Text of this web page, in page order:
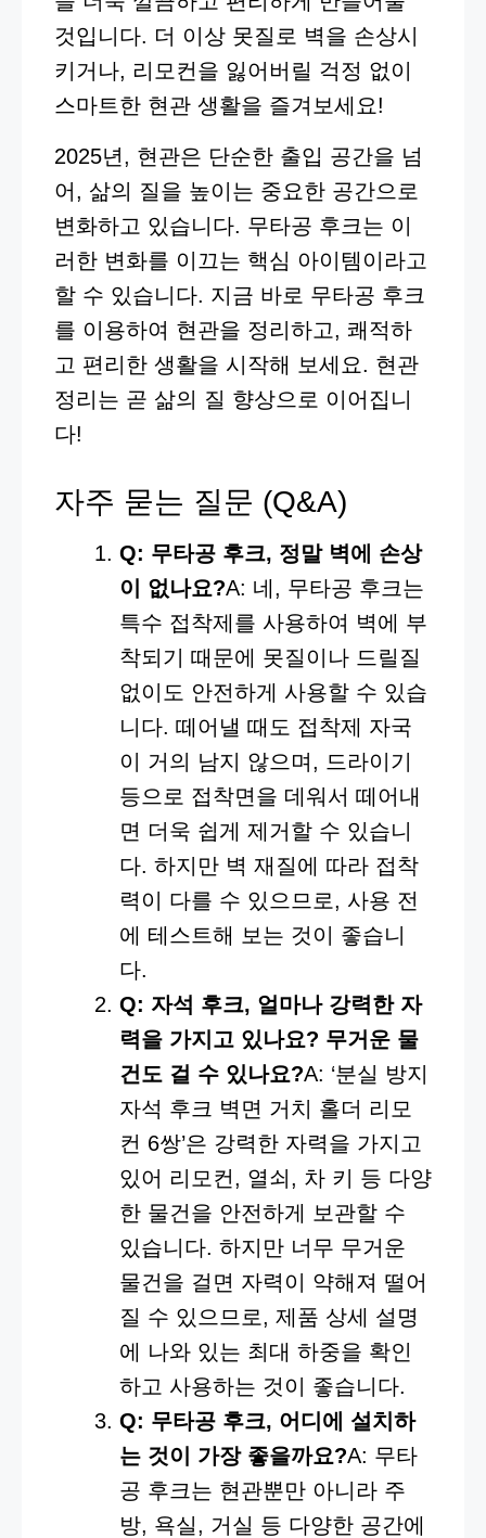
것입니다. 더 이상 못질로 벽을 손상시
키거나, 리모컨을 잃어버릴 걱정 없이
스마트한 현관 생활을 즐겨보세요!
2025년, 현관은 단순한 출입 공간을 넘
어, 삶의 질을 높이는 중요한 공간으로
변화하고 있습니다. 무타공 후크는 이
러한 변화를 이끄는 핵심 아이템이라고
할 수 있습니다. 지금 바로 무타공 후크
를 이용하여 현관을 정리하고, 쾌적하
고 편리한 생활을 시작해 보세요. 현관
정리는 곧 삶의 질 향상으로 이어집니
다!
자주 묻는 질문 (Q&A)
Q: 무타공 후크, 정말 벽에 손상
이 없나요?A: 네, 무타공 후크는
특수 접착제를 사용하여 벽에 부
착되기 때문에 못질이나 드릴질
없이도 안전하게 사용할 수 있습
니다. 떼어낼 때도 접착제 자국
이 거의 남지 않으며, 드라이기
등으로 접착면을 데워서 떼어내
면 더욱 쉽게 제거할 수 있습니
다. 하지만 벽 재질에 따라 접착
력이 다를 수 있으므로, 사용 전
에 테스트해 보는 것이 좋습니
다.
Q: 자석 후크, 얼마나 강력한 자
력을 가지고 있나요? 무거운 물
건도 걸 수 있나요?A: ‘분실 방지
자석 후크 벽면 거치 홀더 리모
컨 6쌍’은 강력한 자력을 가지고
있어 리모컨, 열쇠, 차 키 등 다양
한 물건을 안전하게 보관할 수
있습니다. 하지만 너무 무거운
물건을 걸면 자력이 약해져 떨어
질 수 있으므로, 제품 상세 설명
에 나와 있는 최대 하중을 확인
하고 사용하는 것이 좋습니다.
Q: 무타공 후크, 어디에 설치하
는 것이 가장 좋을까요?A: 무타
공 후크는 현관뿐만 아니라 주
방, 욕실, 거실 등 다양한 공간에